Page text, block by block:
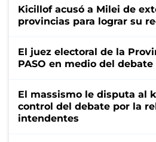
Kicillof acusó a Milei de
provincias para lograr su
El juez electoral de la
PASO en medio del
El massismo le disputa al
control del debate por la
intendentes